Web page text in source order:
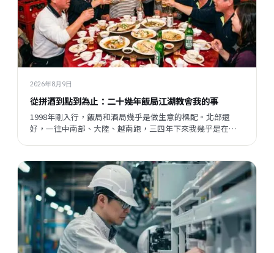
2026年8月9日
從拼酒到點到為止：二十幾年飯局江湖教會我的事
1998年剛入行，飯局和酒局幾乎是做生意的標配。北部還
好，一往中南部、大陸、越南跑，三四年下來我幾乎是在酒
久的事。